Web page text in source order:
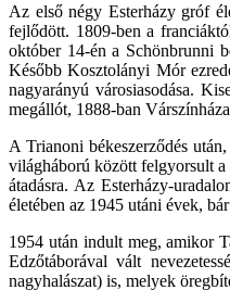
Az első négy Esterházy gróf
fejlődött. 1809-ben a
október 14-én a Schönbrunni
Később Kosztolányi Mór
nagyarányú városiasodása.
megállót, 1888-ban
A Trianoni békeszerződés
világháború között felgyorsult a
átadásra. Az Esterházy-
életében az 1945 utáni évek,
1954 után indult meg, amikor
Edzőtáborával vált
nagyhalászat) is, melyek